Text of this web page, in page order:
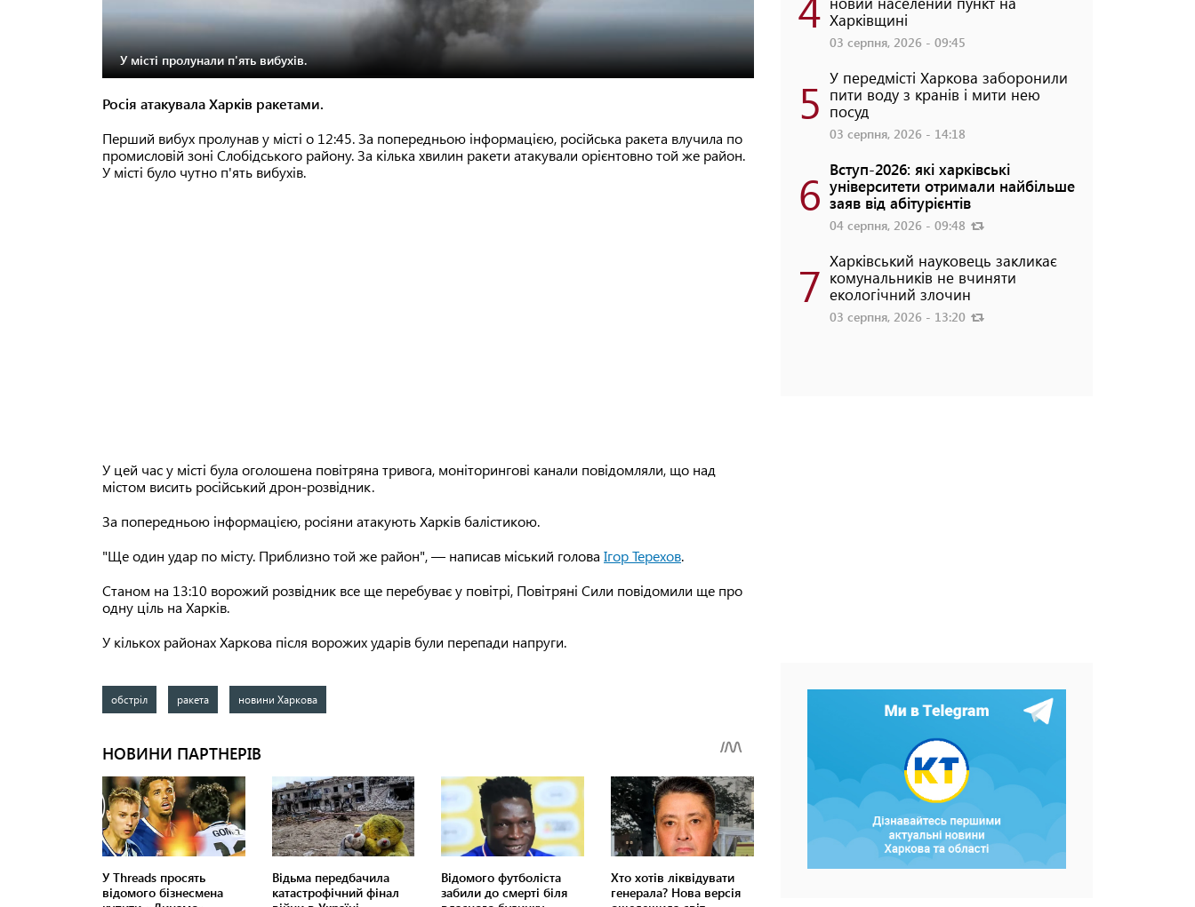
У місті пролунали п'ять вибухів.
Росія атакувала Харків ракетами.
Перший вибух пролунав у місті о 12:45. За попередньою інформацією, російська ракета влучила по
промисловій зоні Слобідського району. За кілька хвилин ракети атакували орієнтовно той же район.
У місті було чутно п'ять вибухів.
У цей час у місті була оголошена повітряна тривога, моніторингові канали повідомляли, що над
містом висить російський дрон-розвідник.
За попередньою інформацією, росіяни атакують Харків балістикою.
"Ще один удар по місту. Приблизно той же район", — написав міський голова Ігор Терехов.
Станом на 13:10 ворожий розвідник все ще перебуває у повітрі, Повітряні Сили повідомили ще про
одну ціль на Харків.
У кількох районах Харкова після ворожих ударів були перепади напруги.
обстріл ракета новини Харкова
Харківщині
03 серпня, 2026 - 09:45
5 У передмісті Харкова заборонили
пити воду з кранів і мити нею
посуд
03 серпня, 2026 - 14:18
6 Вступ-2026: які харківські
університети отримали найбільше
заяв від абітурієнтів
04 серпня, 2026 - 09:48
7 Харківський науковець закликає
комунальників не вчиняти
екологічний злочин
03 серпня, 2026 - 13:20